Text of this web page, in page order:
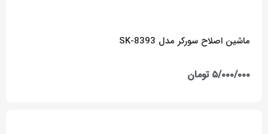
ماشین اصلاح سورکر مدل SK-8393
۵/۰۰۰/۰۰۰ تومان